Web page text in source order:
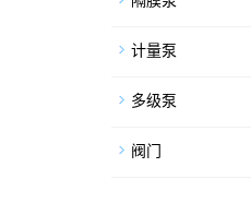
计量泵
多级泵
阀门